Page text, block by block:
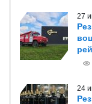
27
24